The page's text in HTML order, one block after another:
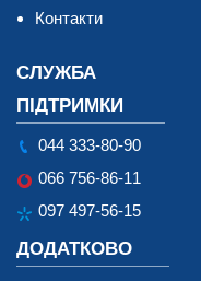
Контакти
СЛУЖБА
ПІДТРИМКИ
044 333-80-90
066 756-86-11
097 497-56-15
ДОДАТКОВО